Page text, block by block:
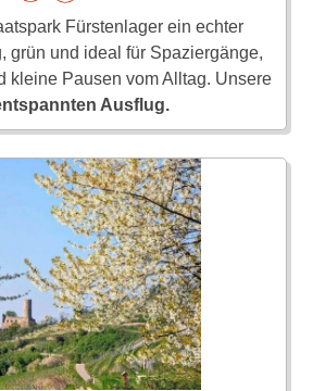
Fürstenlager ein echter
grün und ideal für Spaziergänge,
kleine Pausen vom Alltag. Unsere
Ausflug.